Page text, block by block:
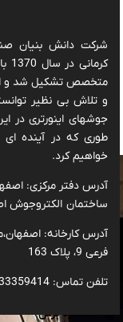
شرکت دانش بنیان
متخصص تشکیل شد و
و تلاش بی نظیر
جوشهای اینورتری در
طوری که در آینده ای
خواهیم کرد.
آدرس دفتر مرکزی:
ساختمان الکتروجوش
فرعی 9، پلاک 163
تلفن تماس: 03133359414
دسته بندی محصولات
دستگاه جوش ترانسی
دستگاه جوش اینورتر
دستگاه برش